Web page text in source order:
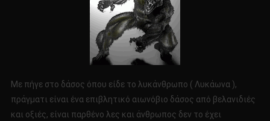
Με πήγε στο δάσος όπου είδε το λυκάνθρωπο ( Λυκάωνα ),
πράγματι είναι ένα επιβλητικό αιωνόβιο δάσος από βελανιδιές
και οξιές, είναι παρθένο λες και άνθρωπος δεν το έχει